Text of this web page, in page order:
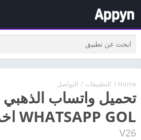
Home
/ التطبيقات / التواصل
WHATSAPP GOL اخر اصدار
V26